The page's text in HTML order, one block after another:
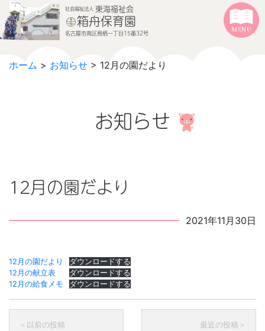
本文へジャンプする
メニューへジャンプする
社会福祉法人 東海福祉会
箱舟保育園
名古屋市南区鳥栖一丁目15番32号
ホーム > お知らせ > 12月の園だより
お知らせ
12月の園だより
2021年11月30日
12月の園だより
ダウンロードする
12月の献立表
ダウンロードする
12月の給食メモ
ダウンロードする